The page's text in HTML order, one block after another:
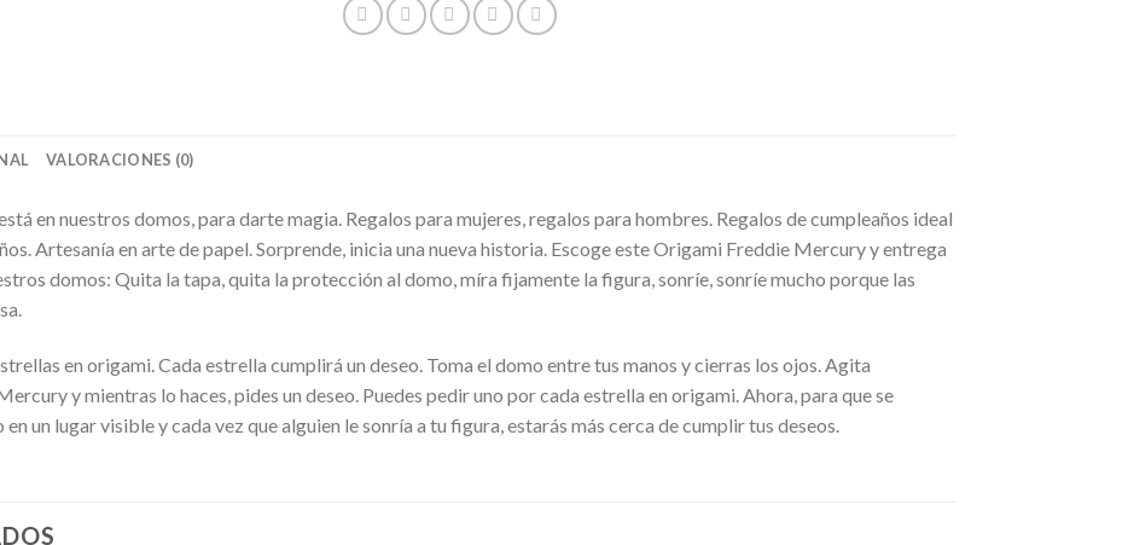
VALORACIONES (0)
en nuestros domos, para darte magia. Regalos para mujeres, regalos para hombres. Regalos de cumpleaños ideal
Artesanía en arte de papel. Sorprende, inicia una nueva historia. Escoge este Origami Freddie Mercury y entrega
domos: Quita la tapa, quita la protección al domo, míra fijamente la figura, sonríe, sonríe mucho porque las
en origami. Cada estrella cumplirá un deseo. Toma el domo entre tus manos y cierras los ojos. Agita
y mientras lo haces, pides un deseo. Puedes pedir uno por cada estrella en origami. Ahora, para que se
un lugar visible y cada vez que alguien le sonría a tu figura, estarás más cerca de cumplir tus deseos.